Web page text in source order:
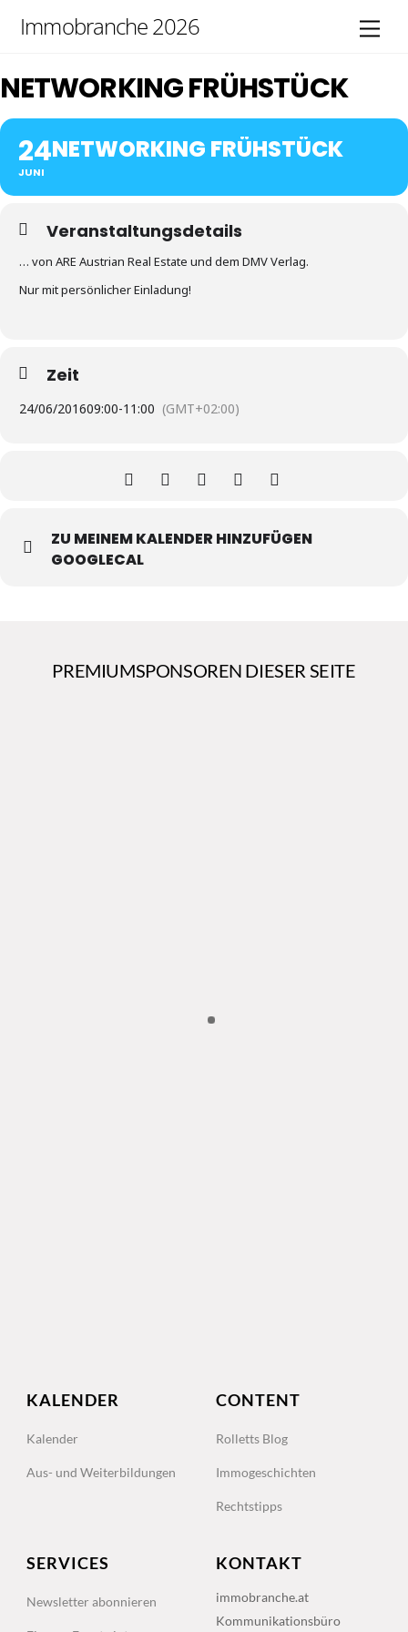
Immobranche 2026
NETWORKING FRÜHSTÜCK
24
JUNI
NETWORKING FRÜHSTÜCK
Veranstaltungsdetails
… von ARE Austrian Real Estate und dem DMV Verlag.
Nur mit persönlicher Einladung!
Zeit
24/06/201609:00-11:00 (GMT+02:00)
ZU MEINEM KALENDER HINZUFÜGEN
GOOGLECAL
PREMIUMSPONSOREN DIESER SEITE
KALENDER
Kalender
Aus- und Weiterbildungen
CONTENT
Rolletts Blog
Immogeschichten
Rechtstipps
SERVICES
Newsletter abonnieren
KONTAKT
immobranche.at
Kommunikationsbüro